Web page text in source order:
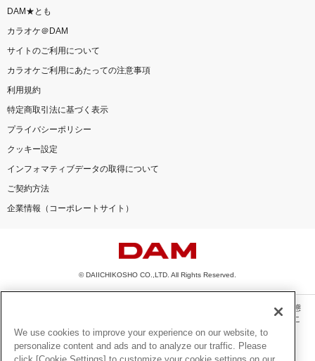
DAM★とも
カラオケ＠DAM
サイトのご利用について
カラオケご利用にあたっての注意事項
利用規約
特定商取引法に基づく表示
プライバシーポリシー
クッキー設定
インフォマティブデータの取得について
ご契約方法
企業情報（コーポレートサイト）
© DAIICHIKOSHO CO.,LTD. All Rights Reserved.
このサイトに掲載されている一切の文章・画像・写真・動画・音声等を、手段や形態
を問わず、著作権法の定める範囲を超えて無断で複製、転載、ファイル化などするこ
とを禁じます。
楽曲及びコンテンツは、機種によりご利用いただけない場合があります。
We use cookies to improve your experience on our website, to
personalize content and ads and to analyze our traffic. Please